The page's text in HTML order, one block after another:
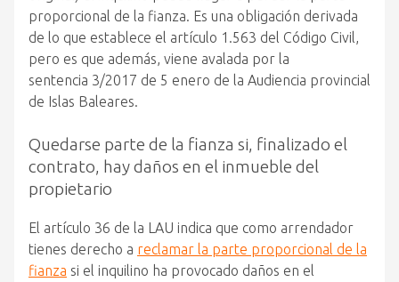
proporcional de la fianza. Es una obligación derivada
de lo que establece el artículo 1.563 del Código Civil,
pero es que además, viene avalada por la
sentencia 3/2017 de 5 enero de la Audiencia provincial
de Islas Baleares.
Quedarse parte de la fianza si, finalizado el
contrato, hay daños en el inmueble del
propietario
El artículo 36 de la LAU indica que como arrendador
tienes derecho a reclamar la parte proporcional de la
fianza si el inquilino ha provocado daños en el